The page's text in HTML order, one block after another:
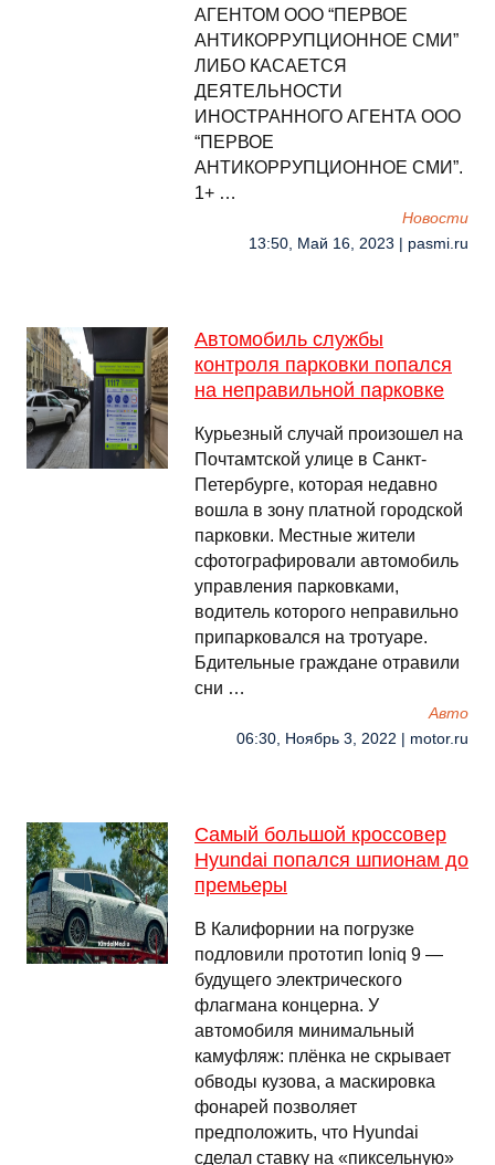
АГЕНТОМ ООО “ПЕРВОЕ
АНТИКОРРУПЦИОННОЕ СМИ”
ЛИБО КАСАЕТСЯ
ДЕЯТЕЛЬНОСТИ
ИНОСТРАННОГО АГЕНТА ООО
“ПЕРВОЕ
АНТИКОРРУПЦИОННОЕ СМИ”.
1+ …
Новости
13:50, Май 16, 2023 | pasmi.ru
Автомобиль службы
контроля парковки попался
на неправильной парковке
Курьезный случай произошел на
Почтамтской улице в Санкт-
Петербурге, которая недавно
вошла в зону платной городской
парковки. Местные жители
сфотографировали автомобиль
управления парковками,
водитель которого неправильно
припарковался на тротуаре.
Бдительные граждане отравили
сни …
Авто
06:30, Ноябрь 3, 2022 | motor.ru
Самый большой кроссовер
Hyundai попался шпионам до
премьеры
В Калифорнии на погрузке
подловили прототип Ioniq 9 —
будущего электрического
флагмана концерна. У
автомобиля минимальный
камуфляж: плёнка не скрывает
обводы кузова, а маскировка
фонарей позволяет
предположить, что Hyundai
сделал ставку на «пиксельную»